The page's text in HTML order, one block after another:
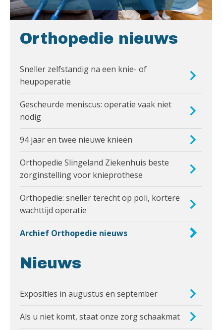
Orthopedie nieuws
Sneller zelfstandig na een knie- of
heupoperatie
Gescheurde meniscus: operatie vaak niet
nodig
94 jaar en twee nieuwe knieën
Orthopedie Slingeland Ziekenhuis beste
zorginstelling voor knieprothese
Orthopedie: sneller terecht op poli, kortere
wachttijd operatie
Archief Orthopedie nieuws
Nieuws
Exposities in augustus en september
Als u niet komt, staat onze zorg schaakmat